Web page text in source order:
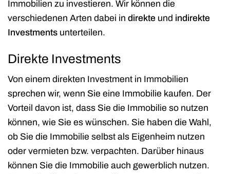
Immobilien zu investieren. Wir können die
verschiedenen Arten dabei in direkte und indirekte
Investments unterteilen.
Direkte Investments
Von einem direkten Investment in Immobilien
sprechen wir, wenn Sie eine Immobilie kaufen. Der
Vorteil davon ist, dass Sie die Immobilie so nutzen
können, wie Sie es wünschen. Sie haben die Wahl,
ob Sie die Immobilie selbst als Eigenheim nutzen
oder vermieten bzw. verpachten. Darüber hinaus
können Sie die Immobilie auch gewerblich nutzen.